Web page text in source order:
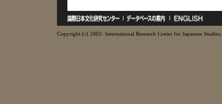
Copyright (c) 2002- International Research Center for Japanese